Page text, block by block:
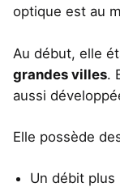
optique est au
Au début, elle
grandes villes.
aussi
Elle possède
Un débit